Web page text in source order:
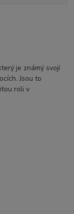
je známý svojí
Jsou to
roli v